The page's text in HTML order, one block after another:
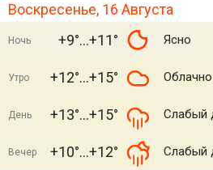
Воскресенье, 16 Августа
Ночь +9° +11° Ясно
Утро +12° +15° Облачно
День +13° +15° Слабый
Вечер +10° +12° Слабый